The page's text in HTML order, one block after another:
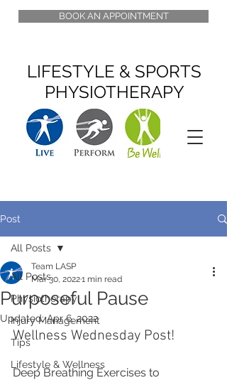
BOOK AN APPOINTMENT
LIFESTYLE & SPORTS
PHYSIOTHERAPY
Post
All Posts
Physiotherapy
Injury Management
Tips
Lifestyle & Wellness
All Posts
Purposeful Pause
Team LASP
Mar 30, 20221 min read
Updated:Apr 6, 2022
Wellness Wednesday Post!
Deep Breathing Exercises to